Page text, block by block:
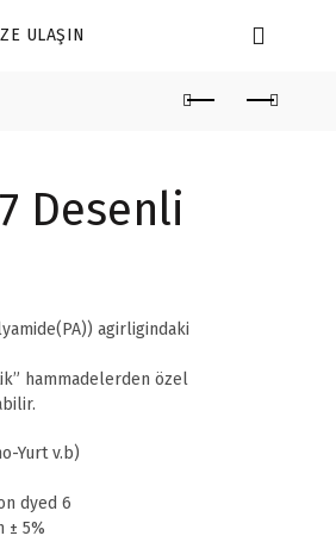
ULAŞIN
Desenli
agirligindaki
hammadelerden özel
Yurt v.b)
dyed 6
± 5%